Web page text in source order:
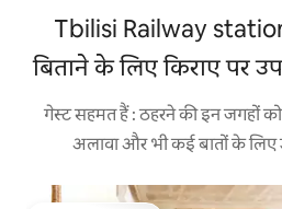
Tbilisi Railway
बिताने के लिए किराए पर
गेस्ट सहमत हैं : ठहरने की इन जगहों
अलावा और भी कई बातों के लिए